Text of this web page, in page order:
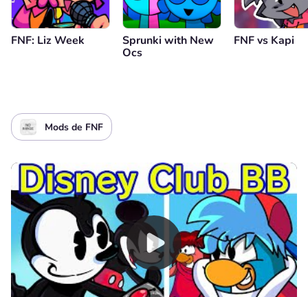
FNF: Liz Week
Sprunki with New
Ocs
FNF vs Kapi
Mods de FNF